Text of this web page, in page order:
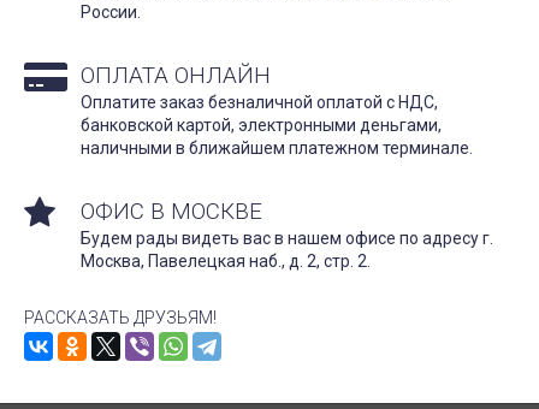
России.
ОПЛАТА ОНЛАЙН
Оплатите заказ безналичной оплатой с НДС,
банковской картой, электронными деньгами,
наличными в ближайшем платежном терминале.
ОФИС В МОСКВЕ
Будем рады видеть вас в нашем офисе по адресу г.
Москва, Павелецкая наб., д. 2, стр. 2.
РАССКАЗАТЬ ДРУЗЬЯМ!